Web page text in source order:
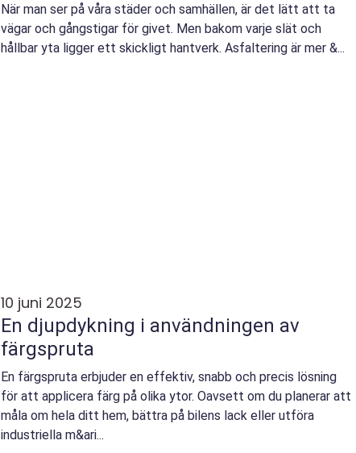
När man ser på våra städer och samhällen, är det lätt att ta
vägar och gångstigar för givet. Men bakom varje slät och
hållbar yta ligger ett skickligt hantverk. Asfaltering är mer &...
10 juni 2025
En djupdykning i användningen av
färgspruta
En färgspruta erbjuder en effektiv, snabb och precis lösning
för att applicera färg på olika ytor. Oavsett om du planerar att
måla om hela ditt hem, bättra på bilens lack eller utföra
industriella m&ari...